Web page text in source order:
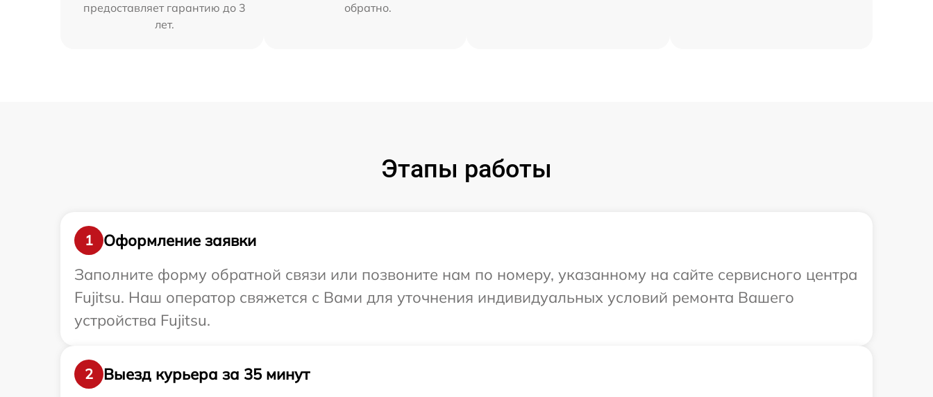
предоставляет гарантию до 3
лет.
обратно.
Этапы работы
1
Оформление заявки
Заполните форму обратной связи или позвоните нам по номеру, указанному на сайте сервисного центра
Fujitsu. Наш оператор свяжется с Вами для уточнения индивидуальных условий ремонта Вашего
устройства Fujitsu.
2
Выезд курьера за 35 минут